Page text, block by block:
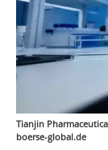
Tianjin
boerse-global.de